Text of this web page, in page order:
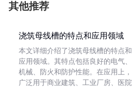
其他推荐
浇筑母线槽的特点和应用领域
本文详细介绍了浇筑母线槽的特点和
应用领域。其特点包括良好的电气、
机械、防火和防护性能。在应用上，
广泛用于商业建筑、工业厂房、医院